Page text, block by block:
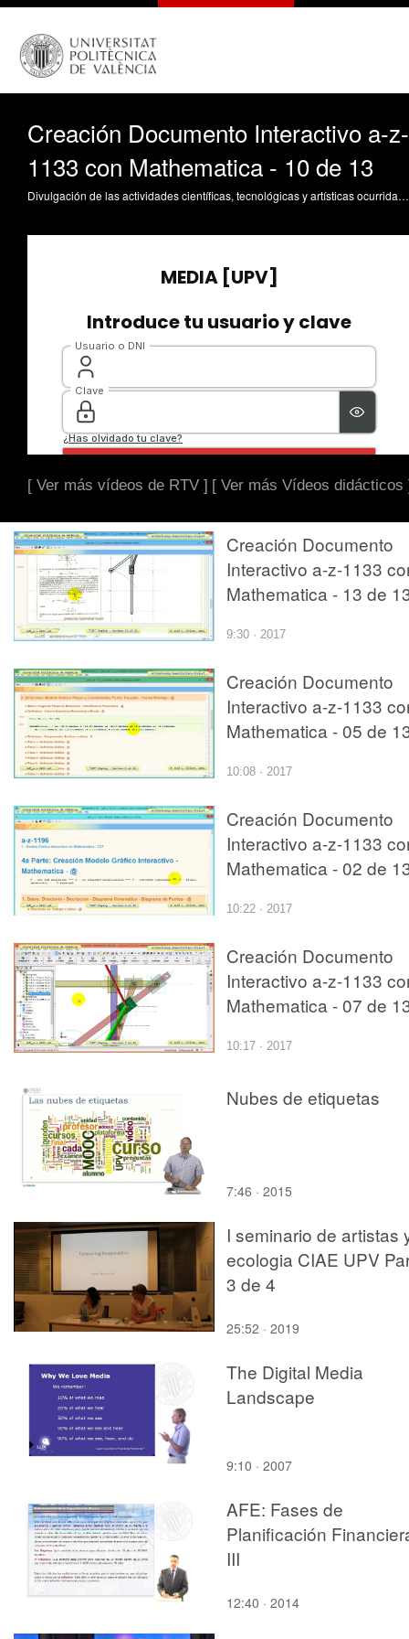
Creación Documento Interactivo a-z-
1133 con Mathematica - 10 de 13
Divulgación de las actividades científicas, tecnológicas y artísticas ocurridas en los tres campus de la UPV
[ Ver más vídeos de RTV ] [ Ver más Vídeos didácticos
Creación Documento
Interactivo a-z-1133
Mathematica - 13 de
9:30 · 2017
Creación Documento
Interactivo a-z-1133
Mathematica - 05 de
10:08 · 2017
Creación Documento
Interactivo a-z-1133
Mathematica - 02 de
10:22 · 2017
Creación Documento
Interactivo a-z-1133
Mathematica - 07 de
10:17 · 2017
Nubes de etiquetas
7:46 · 2015
I seminario de artistas
ecologia CIAE UPV
3 de 4
25:52 · 2019
The Digital Media
Landscape
9:10 · 2007
AFE: Fases de
Planificación
III
12:40 · 2014